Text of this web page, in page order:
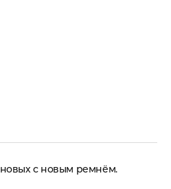
новых с новым ремнём.